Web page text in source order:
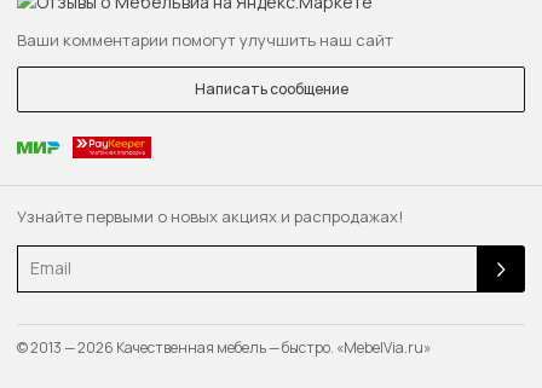
Узнайте первыми о новых акциях и распродажах!
Email
Ваши комментарии помогут улучшить наш сайт
Написать сообщение
© 2013 — 2026 Качественная мебель — быстро. «MebelVia.ru»